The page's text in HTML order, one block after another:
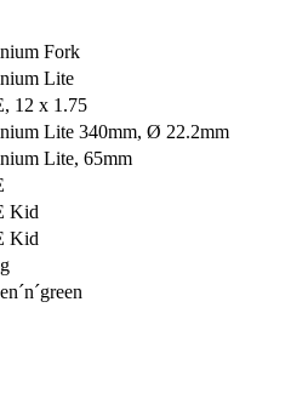
Fork
Lite
12 x 1.75
Lite 340mm, Ø 22.2mm
Lite, 65mm
Kid
Kid